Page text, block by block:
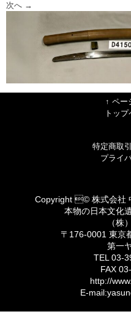
次へ →
↑ ペー
トッ
特定商取
プライ
Copyright © 株式会社
本物の日本文化
（株
〒176-0001 東京
第一
TEL 03-
FAX
http://
E-